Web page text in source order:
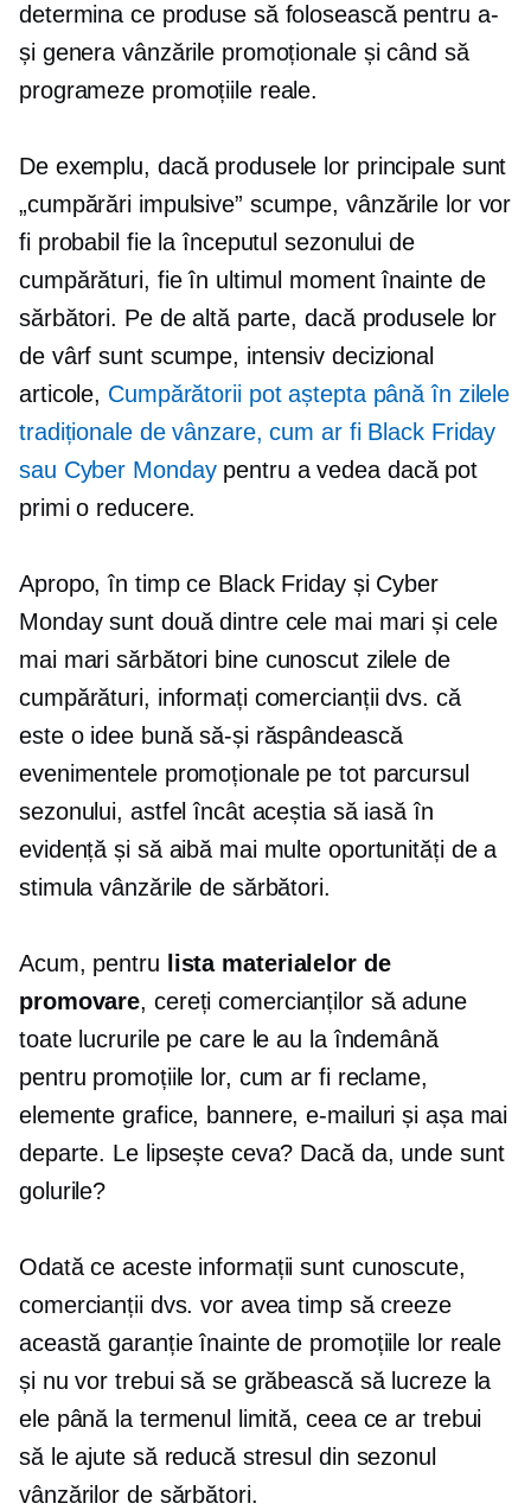
determina ce produse să folosească pentru a-
și genera vânzările promoționale și când să
programeze promoțiile reale.
De exemplu, dacă produsele lor principale sunt
„cumpărări impulsive” scumpe, vânzările lor vor
fi probabil fie la începutul sezonului de
cumpărături, fie în ultimul moment înainte de
sărbători. Pe de altă parte, dacă produsele lor
de vârf sunt scumpe, intensiv decizional
articole, Cumpărătorii pot aștepta până în zilele
tradiționale de vânzare, cum ar fi Black Friday
sau Cyber ​​Mondaypentru a vedea dacă pot
primi o reducere.
Apropo, în timp ce Black Friday și Cyber ​​
Monday sunt două dintre cele mai mari și cele
mai mari sărbători bine cunoscutzilele de
cumpărături, informați comercianții dvs. că
este o idee bună să-și răspândească
evenimentele promoționale pe tot parcursul
sezonului, astfel încât aceștia să iasă în
evidență și să aibă mai multe oportunități de a
stimula vânzările de sărbători.
Acum, pentru
lista materialelor de
promovare, cereți comercianților să adune
toate lucrurile pe care le au la îndemână
pentru promoțiile lor, cum ar fi reclame,
elemente grafice, bannere, e-mailuri și așa mai
departe. Le lipsește ceva? Dacă da, unde sunt
golurile?
Odată ce aceste informații sunt cunoscute,
comercianții dvs. vor avea timp să creeze
această garanție înainte de promoțiile lor reale
și nu vor trebui să se grăbească să lucreze la
ele până la termenul limită, ceea ce ar trebui
să le ajute să reducă stresul din sezonul
vânzărilor de sărbători.